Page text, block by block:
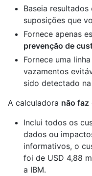
Baseia
suposições que
Fornece apenas
prevenção de
Fornece uma
vazamentos
sido detectado
A calculadora não faz
Inclui todos os
dados ou
informativos, o
foi de USD 4,88
a IBM.